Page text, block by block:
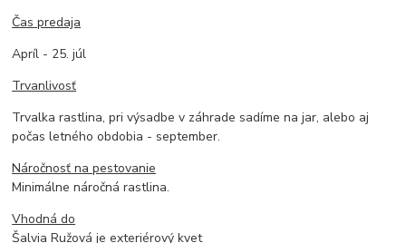
Čas predaja
Apríl - 25. júl
Trvanlivosť
Trvalka rastlina, pri výsadbe v záhrade sadíme na jar, alebo aj
počas letného obdobia - september.
Náročnosť na pestovanie
Minimálne náročná rastlina.
Vhodná do
Šalvia Ružová je exteriérový kvet